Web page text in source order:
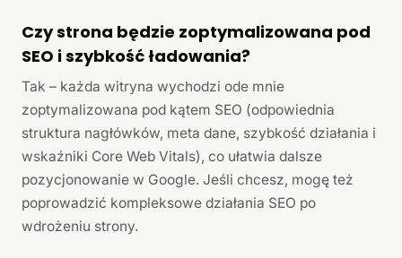
Czy strona będzie zoptymalizowana pod
SEO i szybkość ładowania?
Tak – każda witryna wychodzi ode mnie
zoptymalizowana pod kątem SEO (odpowiednia
struktura nagłówków, meta dane, szybkość działania i
wskaźniki Core Web Vitals), co ułatwia dalsze
pozycjonowanie w Google. Jeśli chcesz, mogę też
poprowadzić kompleksowe działania SEO po
wdrożeniu strony.